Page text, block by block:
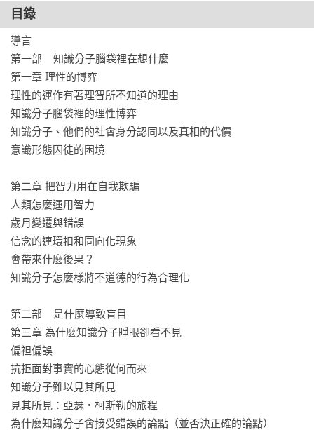
畢業人數已超過全國記者總數。若放眼整體社會科學領域，許
多這類出身人士從事的新興職業（如「敏感度審閱員」、「性
別官僚」）或可解釋近年矯枉過正的意識形態審查、不健康的
公共辯論環境與取消文化。
一個社會的主流信念往往並非出自嚴謹的理性思辨，而是各種
主觀造成的動態結果。作者認為這就是人性，我們能做的唯有
保持警覺。因為很不幸──知識分子的某些奇思異想未必只會停
留在紙上談兵這一步，而嚴重的後果卻是社會全體得要承擔。
▍好評推薦
這本書有什麼問題？
○ 人身攻擊
○ 暴力內容
● 我不喜歡我出現在書裡
因素。最簡化地說：左派改造社會的傾向帶來學術題目，再帶
來學術傳統，然後從眾效應啟動——咻啪！一個充滿左派的社
會科學領域就誕生了！這本書引用人類認知機制和學術生態，
來發展一個關於左派社群如何壯大的陰謀論，關心批判思考的
人能讀到捷思╱偏誤的特定應用；右派能讓自己心情好一點；
而左派則能當成一個挑戰，看看你能否說明：自己的政治思想
真是自主的產物。
目錄
導言
第一部    知識分子腦袋裡在想什麼
第一章 理性的博弈
理性的運作有著理智所不知道的理由
知識分子腦袋裡的理性博弈
知識分子、他們的社會身分認同以及真相的代價
意識形態囚徒的困境
第二章 把智力用在自我欺騙
人類怎麼運用智力
歲月變遷與錯誤
信念的連環扣和同向化現象
會帶來什麼後果？
知識分子怎麼樣將不道德的行為合理化
第二部    是什麼導致盲目
第三章 為什麼知識分子睜眼卻看不見
偏袒偏誤
抗拒面對事實的心態從何而來
知識分子難以見其所見
見其所見：亞瑟・柯斯勒的旅程
為什麼知識分子會接受錯誤的論點（並否決正確的論點）